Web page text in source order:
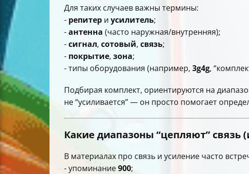
Для таких случаев важны термины:
- репитер и усилитель;
-антенна (часто наружная/внутренняя);
-сигнал, сотовый, связь;
- покрытие, зона;
- типы оборудования (например, 3g4g,
Подбирая комплект, ориентируются на
не “усиливается” — он просто помогает
Какие диапазоны “цепляют” связь
В материалах про связь и усиление часто
- упоминание900;